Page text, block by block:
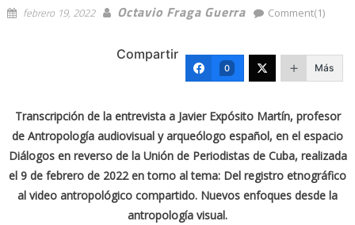
febrero 19, 2022 Octavio Fraga Guerra Comment(1)
Compartir
0 Más
Transcripción de la entrevista a Javier Expósito Martín, profesor
de Antropología audiovisual y arqueólogo español, en el espacio
Diálogos en reverso de la Unión de Periodistas de Cuba, realizada
el 9 de febrero de 2022 en torno al tema: Del registro etnográfico
al video antropológico compartido. Nuevos enfoques desde la
antropología visual.